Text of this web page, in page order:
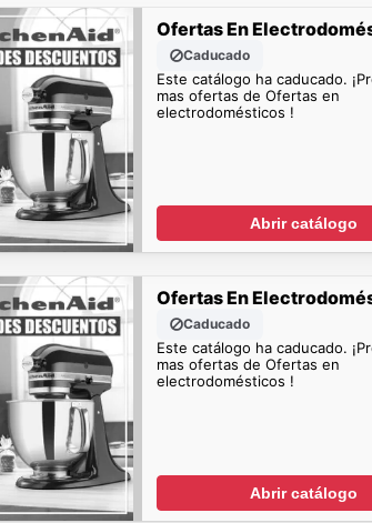
Ofertas En
Caducado
Este catálogo ha caducado.
mas ofertas de Ofertas en
electrodomésticos !
Abrir catálogo
Ofertas En
Caducado
Este catálogo ha caducado.
mas ofertas de Ofertas en
electrodomésticos !
Abrir catálogo